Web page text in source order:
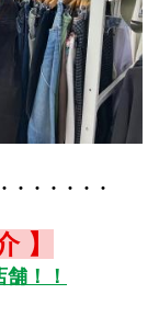
・・・・・・
】
！！